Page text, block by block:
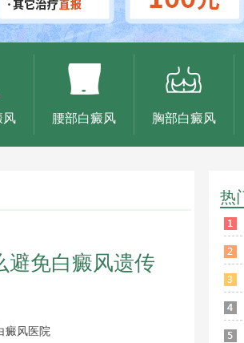
风 腰部白癜风 胸部白癜风
避免白癜风遗传
癜风医院
热